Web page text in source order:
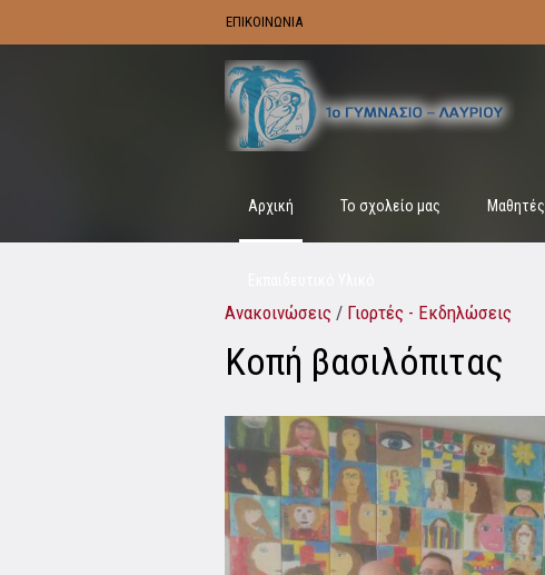
ΕΠΙΚΟΙΝΩΝΙΑ
Αρχική Το σχολείο μας Μαθητές
Ανακοινώσεις / Γιορτές - Εκδηλώσεις
Κοπή βασιλόπιτας